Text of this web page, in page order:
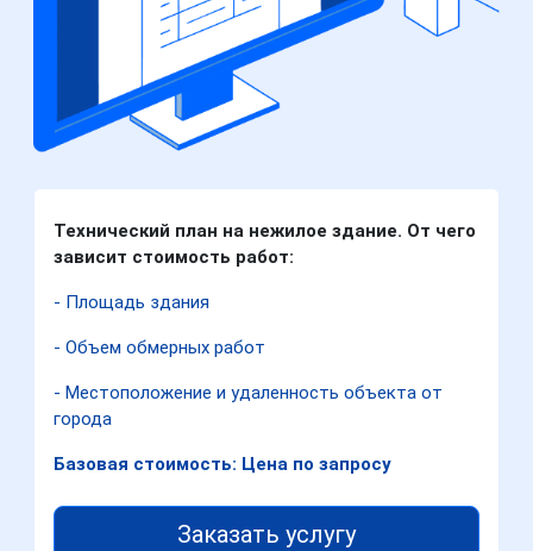
Технический план на нежилое здание. От чего
зависит стоимость работ:
- Площадь здания
- Объем обмерных работ
- Местоположение и удаленность объекта от
города
Базовая стоимость: Цена по запросу
Заказать услугу